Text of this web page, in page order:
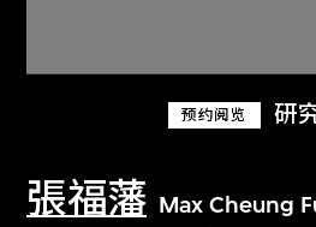
预约阅览 研
張福藩 Max Cheung
关于M+藏品
探索世界顶级的二十及
文化藏品。